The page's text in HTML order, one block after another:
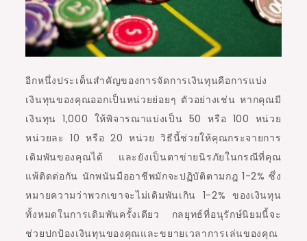
อีกหนึ่งประเด็นสำคัญของการจัดการเงินทุนคือการแบ่ง
เงินทุนของคุณออกเป็นหน่วยย่อยๆ ตัวอย่างเช่น หากคุณมี
เงินทุน 1,000 ให้พิจารณาแบ่งเป็น 50 หรือ 100 หน่วย
หน่วยละ 10 หรือ 20 หน่วย วิธีนี้ช่วยให้คุณกระจายการ
เดิมพันของคุณได้ และยังเป็นตาข่ายนิรภัยในกรณีที่คุณ
แพ้ติดต่อกัน นักพนันมืออาชีพมักจะปฏิบัติตามกฎ 1-2% ซึ่ง
หมายความว่าพวกเขาจะไม่เดิมพันเกิน 1-2% ของเงินทุน
ทั้งหมดในการเดิมพันครั้งเดียว กลยุทธ์ที่อนุรักษ์นิยมนี้จะ
ช่วยปกป้องเงินทุนของคุณและขยายเวลาการเล่นของคุณ